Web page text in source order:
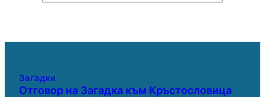
Загадки
Отговор на Загадка към Кръстословица